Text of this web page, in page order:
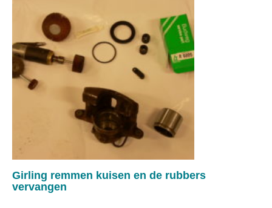
Girling remmen kuisen en de rubbers
vervangen